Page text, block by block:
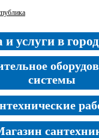
и услуги в
системы